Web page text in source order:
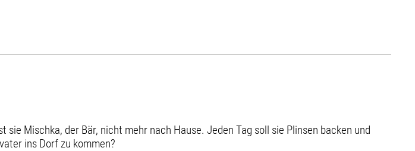
Mischka, der Bär, nicht mehr nach Hause. Jeden Tag soll sie Plinsen backen und
ins Dorf zu kommen?